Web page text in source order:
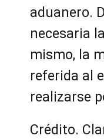
aduanero.
necesaria
mismo, la
referida al
realizarse
Crédito.